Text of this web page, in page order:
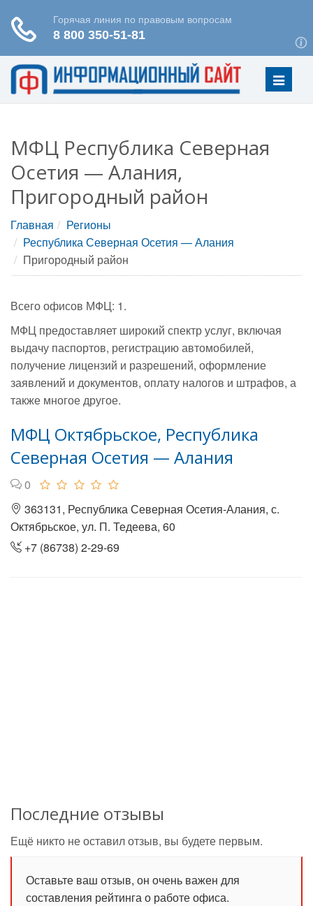
Меню
МФЦ Республика Северная
Осетия — Алания,
Пригородный район
Главная
Регионы
Республика Северная Осетия — Алания
Пригородный район
Всего офисов МФЦ: 1.
МФЦ предоставляет широкий спектр услуг, включая
выдачу паспортов, регистрацию автомобилей,
получение лицензий и разрешений, оформление
заявлений и документов, оплату налогов и штрафов, а
также многое другое.
МФЦ Октябрьское, Республика
Северная Осетия — Алания
0
363131, Республика Северная Осетия-Алания, с.
Октябрьское, ул. П. Тедеева, 60
+7 (86738) 2-29-69
Последние отзывы
Ещё никто не оставил отзыв, вы будете первым.
Оставьте ваш отзыв, он очень важен для
составления рейтинга о работе офиса.